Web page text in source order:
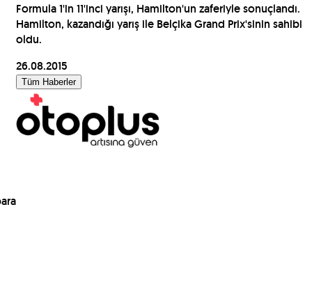
Formula 1'in 11'inci yarışı, Hamilton'un zaferiyle sonuçlandı.
Hamilton, kazandığı yarış ile Belçika Grand Prix'sinin sahibi
oldu.
26.08.2015
Tüm Haberler